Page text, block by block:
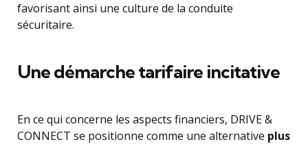
favorisant ainsi une culture de la conduite
sécuritaire.
Une démarche tarifaire incitative
En ce qui concerne les aspects financiers, DRIVE &
CONNECT se positionne comme une alternative plus